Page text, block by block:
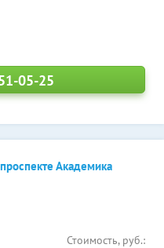
05-25
Академика
Стоимость, руб.: